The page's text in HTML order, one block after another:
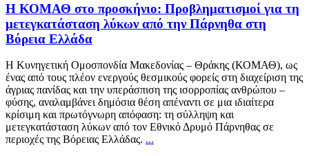
Η ΚΟΜΑΘ στο προσκήνιο: Προβληματισμοί για τη
μετεγκατάσταση λύκων από την Πάρνηθα στη
Βόρεια Ελλάδα
Η Κυνηγετική Ομοσπονδία Μακεδονίας – Θράκης (ΚΟΜΑΘ), ως
ένας από τους πλέον ενεργούς θεσμικούς φορείς στη διαχείριση της
άγριας πανίδας και την υπεράσπιση της ισορροπίας ανθρώπου –
φύσης, αναλαμβάνει δημόσια θέση απέναντι σε μια ιδιαίτερα
κρίσιμη και πρωτόγνωρη απόφαση: τη σύλληψη και
μετεγκατάσταση λύκων από τον Εθνικό Δρυμό Πάρνηθας σε
περιοχές της Βόρειας Ελλάδας. ...